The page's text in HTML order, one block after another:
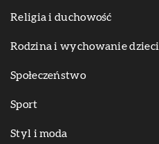
Religia i duchowość
Rodzina i wychowanie dzieci
Społeczeństwo
Sport
Styl i moda